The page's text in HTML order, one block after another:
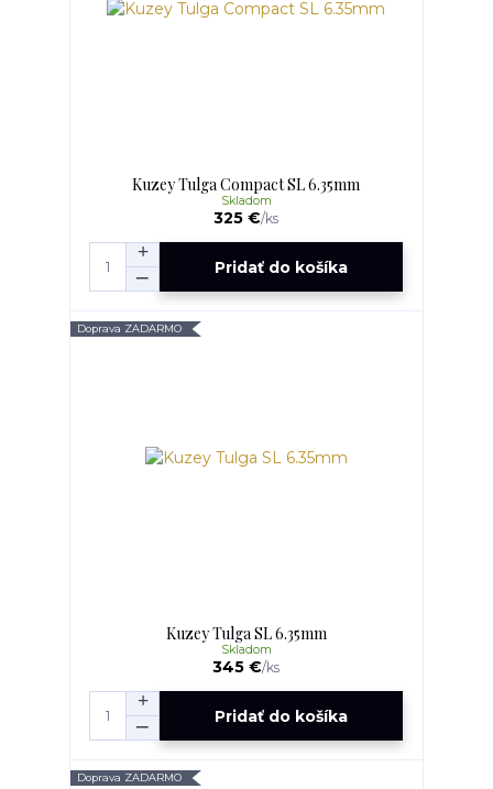
Kuzey Tulga Compact SL 6.35mm
325 €/ks
Skladom
Pridať do košíka
Doprava ZADARMO
Kuzey Tulga SL 6.35mm
345 €/ks
Skladom
Pridať do košíka
Doprava ZADARMO